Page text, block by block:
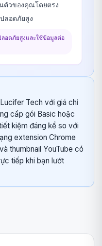
ตัวของคุณโดยตรง
ลอดภัยสูง
ลอดภัยสูงและใช้ข้อมูลต่อ
Tech với giá chỉ
cấp gói Basic hoặc
kiệm đáng kể so với
extension Chrome
thumbnail YouTube có
tiếp khi bạn lướt